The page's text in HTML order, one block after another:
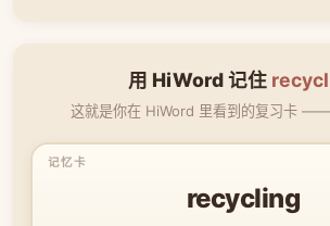
用 HiWord 记住
这就是你在 HiWord 里看到的复习卡
recycling